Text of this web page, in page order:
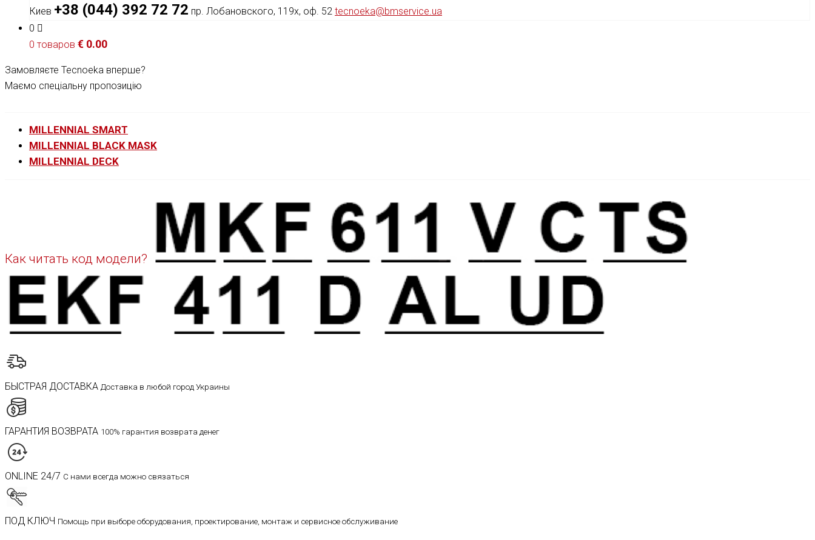
Киев +38 (044) 392 72 72 пр. Лобановского, 119х, оф. 52 tecnoeka@bmservice.ua
0
0 товаров € 0.00
Замовляєте Tecnoeka вперше?
Маємо спеціальну пропозицію
MILLENNIAL SMART
MILLENNIAL BLACK MASK
MILLENNIAL DECK
Как читать код модели?
БЫСТРАЯ ДОСТАВКА Доставка в любой город Украины
ГАРАНТИЯ ВОЗВРАТА 100% гарантия возврата денег
ONLINE 24/7 С нами всегда можно связаться
ПОД КЛЮЧ Помощь при выборе оборудования, проектирование, монтаж и сервисное обслуживание